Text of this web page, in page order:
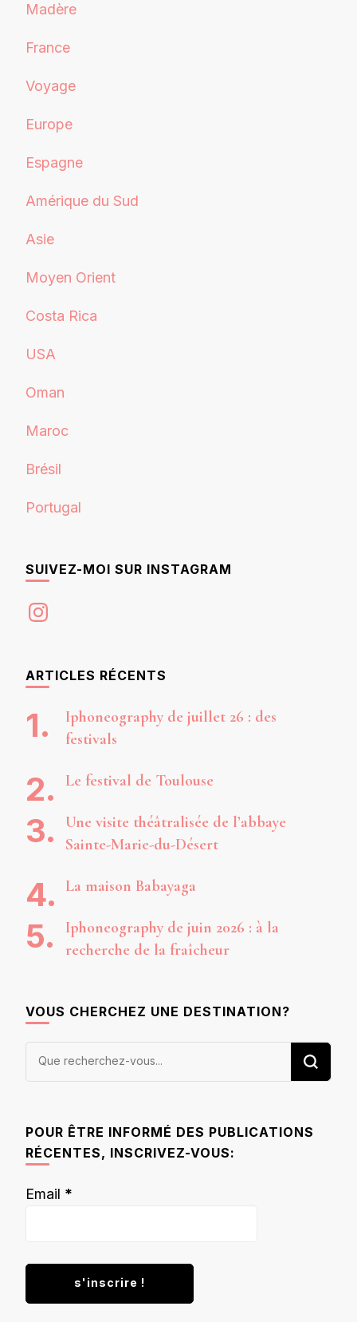
Madère
France
Voyage
Europe
Espagne
Amérique du Sud
Asie
Moyen Orient
Costa Rica
USA
Oman
Maroc
Brésil
Portugal
SUIVEZ-MOI SUR INSTAGRAM
Instagram
ARTICLES RÉCENTS
Iphoneography de juillet 26 : des
festivals
Le festival de Toulouse
Une visite théâtralisée de l’abbaye
Sainte-Marie-du-Désert
La maison Babayaga
Iphoneography de juin 2026 : à la
recherche de la fraîcheur
VOUS CHERCHEZ UNE DESTINATION?
Vous
POUR ÊTRE INFORMÉ DES PUBLICATIONS
RÉCENTES, INSCRIVEZ-VOUS:
Email *